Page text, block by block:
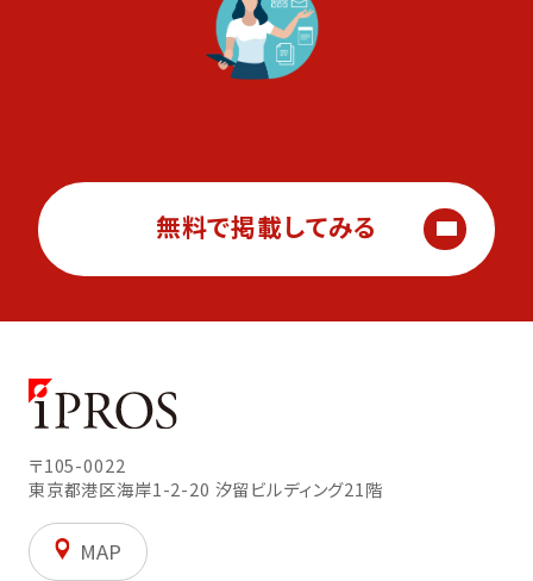
無料で掲載してみる
〒105-0022
東京都港区海岸1-2-20 汐留ビルディング21階
MAP